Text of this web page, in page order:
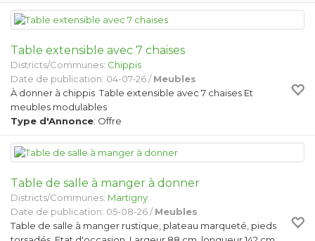
Table extensible avec 7 chaises
Districts/Communes: Chippis
Date de publication: 04-07-26 /Meubles
À donner à chippis Table extensible avec 7 chaises Et
meubles modulables
Type d'Annonce: Offre
Table de salle à manger à donner
Districts/Communes: Martigny
Date de publication: 05-08-26 /Meubles
Table de salle à manger rustique, plateau marqueté, pieds